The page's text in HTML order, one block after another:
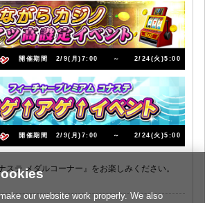
開催期間 2/9(月)7:00 ～ 2/24(火)5:00
開催期間 2/9(月)7:00 ～ 2/24(火)5:00
ステ メダルコーナー』をお楽しみください。
our website work properly. We also